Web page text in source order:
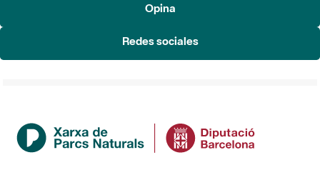
Opina
Redes sociales